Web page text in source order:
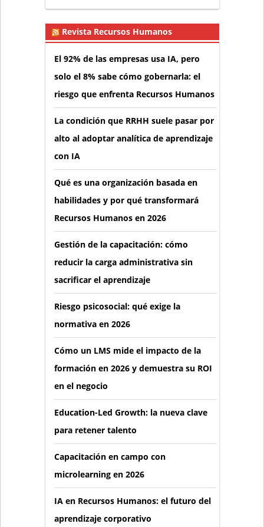
Revista Recursos Humanos
El 92% de las empresas usa IA, pero
solo el 8% sabe cómo gobernarla: el
riesgo que enfrenta Recursos Humanos
La condición que RRHH suele pasar por
alto al adoptar analítica de aprendizaje
con IA
Qué es una organización basada en
habilidades y por qué transformará
Recursos Humanos en 2026
Gestión de la capacitación: cómo
reducir la carga administrativa sin
sacrificar el aprendizaje
Riesgo psicosocial: qué exige la
normativa en 2026
Cómo un LMS mide el impacto de la
formación en 2026 y demuestra su ROI
en el negocio
Education-Led Growth: la nueva clave
para retener talento
Capacitación en campo con
microlearning en 2026
IA en Recursos Humanos: el futuro del
aprendizaje corporativo